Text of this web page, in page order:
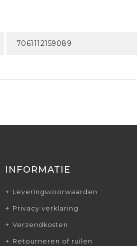
7061112159089
INFORMATIE
Leveringsvoorwaarden
Privacy verklaring
Verzendkosten
Retourneren of ruilen